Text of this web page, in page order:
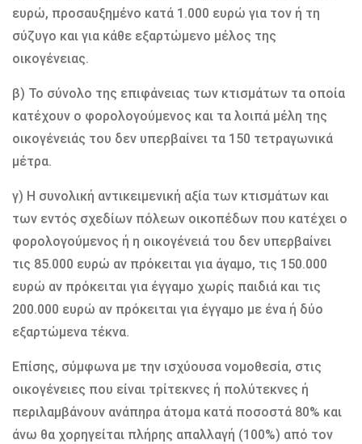
ευρώ, προσαυξημένο κατά 1.000 ευρώ για τον ή τη
σύζυγο και για κάθε εξαρτώμενο μέλος της
οικογένειας.
β) Το σύνολο της επιφάνειας των κτισμάτων τα οποία
κατέχουν ο φορολογούμενος και τα λοιπά μέλη της
οικογένειάς του δεν υπερβαίνει τα 150 τετραγωνικά
μέτρα.
γ) Η συνολική αντικειμενική αξία των κτισμάτων και
των εντός σχεδίων πόλεων οικοπέδων που κατέχει ο
φορολογούμενος ή η οικογένειά του δεν υπερβαίνει
τις 85.000 ευρώ αν πρόκειται για άγαμο, τις 150.000
ευρώ αν πρόκειται για έγγαμο χωρίς παιδιά και τις
200.000 ευρώ αν πρόκειται για έγγαμο με ένα ή δύο
εξαρτώμενα τέκνα.
Επίσης, σύμφωνα με την ισχύουσα νομοθεσία, στις
οικογένειες που είναι τρίτεκνες ή πολύτεκνες ή
περιλαμβάνουν ανάπηρα άτομα κατά ποσοστά 80% και
άνω θα χορηγείται πλήρης απαλλαγή (100%) από τον